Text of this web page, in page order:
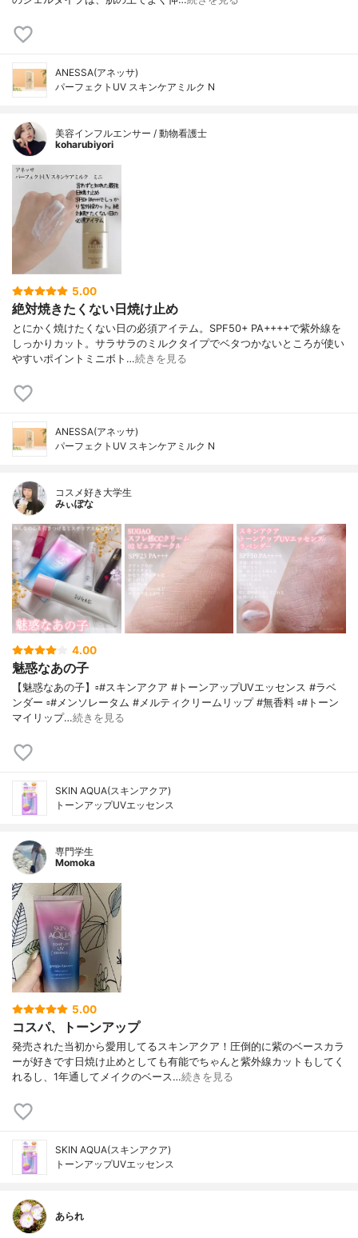
ANESSA(アネッサ)
パーフェクトUV スキンケアミルク N
美容インフルエンサー / 動物看護士
koharubiyori
5.00
絶対焼きたくない日焼け止め
とにかく焼けたくない日の必須アイテム。SPF50+ PA++++で紫外線を
しっかりカット。サラサラのミルクタイプでベタつかないところが使い
やすいポイントミニボト…続きを見る
ANESSA(アネッサ)
パーフェクトUV スキンケアミルク N
コスメ好き大学生
みぃぽな
4.00
魅惑なあの子
【魅惑なあの子】▫️#スキンアクア #トーンアップUVエッセンス #ラベ
ンダー ▫️#メンソレータム #メルティクリームリップ #無香料 ▫️#トーン
マイリップ…続きを見る
SKIN AQUA(スキンアクア)
トーンアップUVエッセンス
専門学生
Momoka
5.00
コスパ、トーンアップ
発売された当初から愛用してるスキンアクア！圧倒的に紫のベースカラ
ーが好きです日焼け止めとしても有能でちゃんと紫外線カットもしてく
れるし、1年通してメイクのベース…続きを見る
SKIN AQUA(スキンアクア)
トーンアップUVエッセンス
あられ